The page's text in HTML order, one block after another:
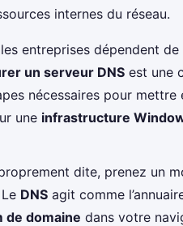
internes du réseau.
entreprises dépendent
un serveur DNS est une
nécessaires pour mettre
une infrastructure
dite, prenez un
DNS agit comme
de domaine dans votre